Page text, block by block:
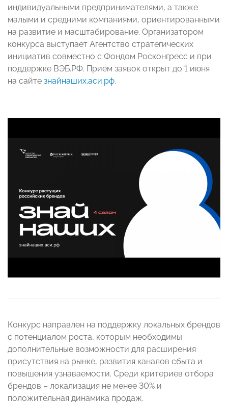
индивидуальными предпринимателями, а также
малыми и средними компаниями, ориентированными
на развитие и масштабирование. Организатором
конкурса выступает Агентство стратегических
инициатив совместно с Фондом Росконгресс и при
поддержке ВЭБ.РФ. Прием заявок открыт до 1 июня
на сайте знайнаших.аси.рф.
Конкурс направлен на поддержку локальных брендов
с потенциалом роста, которым необходимы
дополнительные возможности для расширения
присутствия на рынке, развития каналов сбыта и
повышения узнаваемости. Среди критериев отбора
брендов – локализация не менее 30% и
положительная динамика продаж.